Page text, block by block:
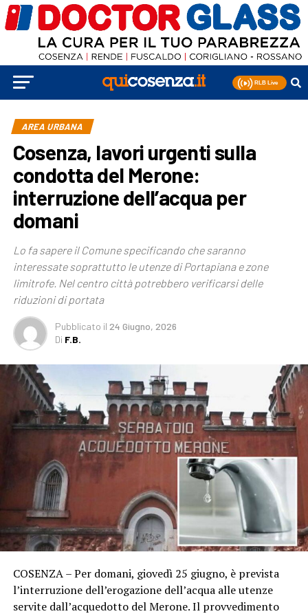
AREA URBANA
Cosenza, lavori urgenti sulla
condotta del Merone:
interruzione dell’acqua per
domani
Lo fa sapere il Comune specificando che saranno
interessate soprattutto le utenze di Portapiana e zone
limitrofe. Nel centro città potrebbero verificarsi delle
riduzioni di portata
Pubblicato il 24 Giugno, 2026
Di F.B.
COSENZA – Per domani, giovedì 25 giugno, è prevista
l’interruzione dell’erogazione dell’acqua alle utenze
servite dall’acquedotto del Merone. Il provvedimento